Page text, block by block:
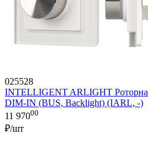
025528
INTELLIGENT ARLIGHT
DIM-IN (BUS, Backlight) (IARL, -)
11 97000
₽/шт